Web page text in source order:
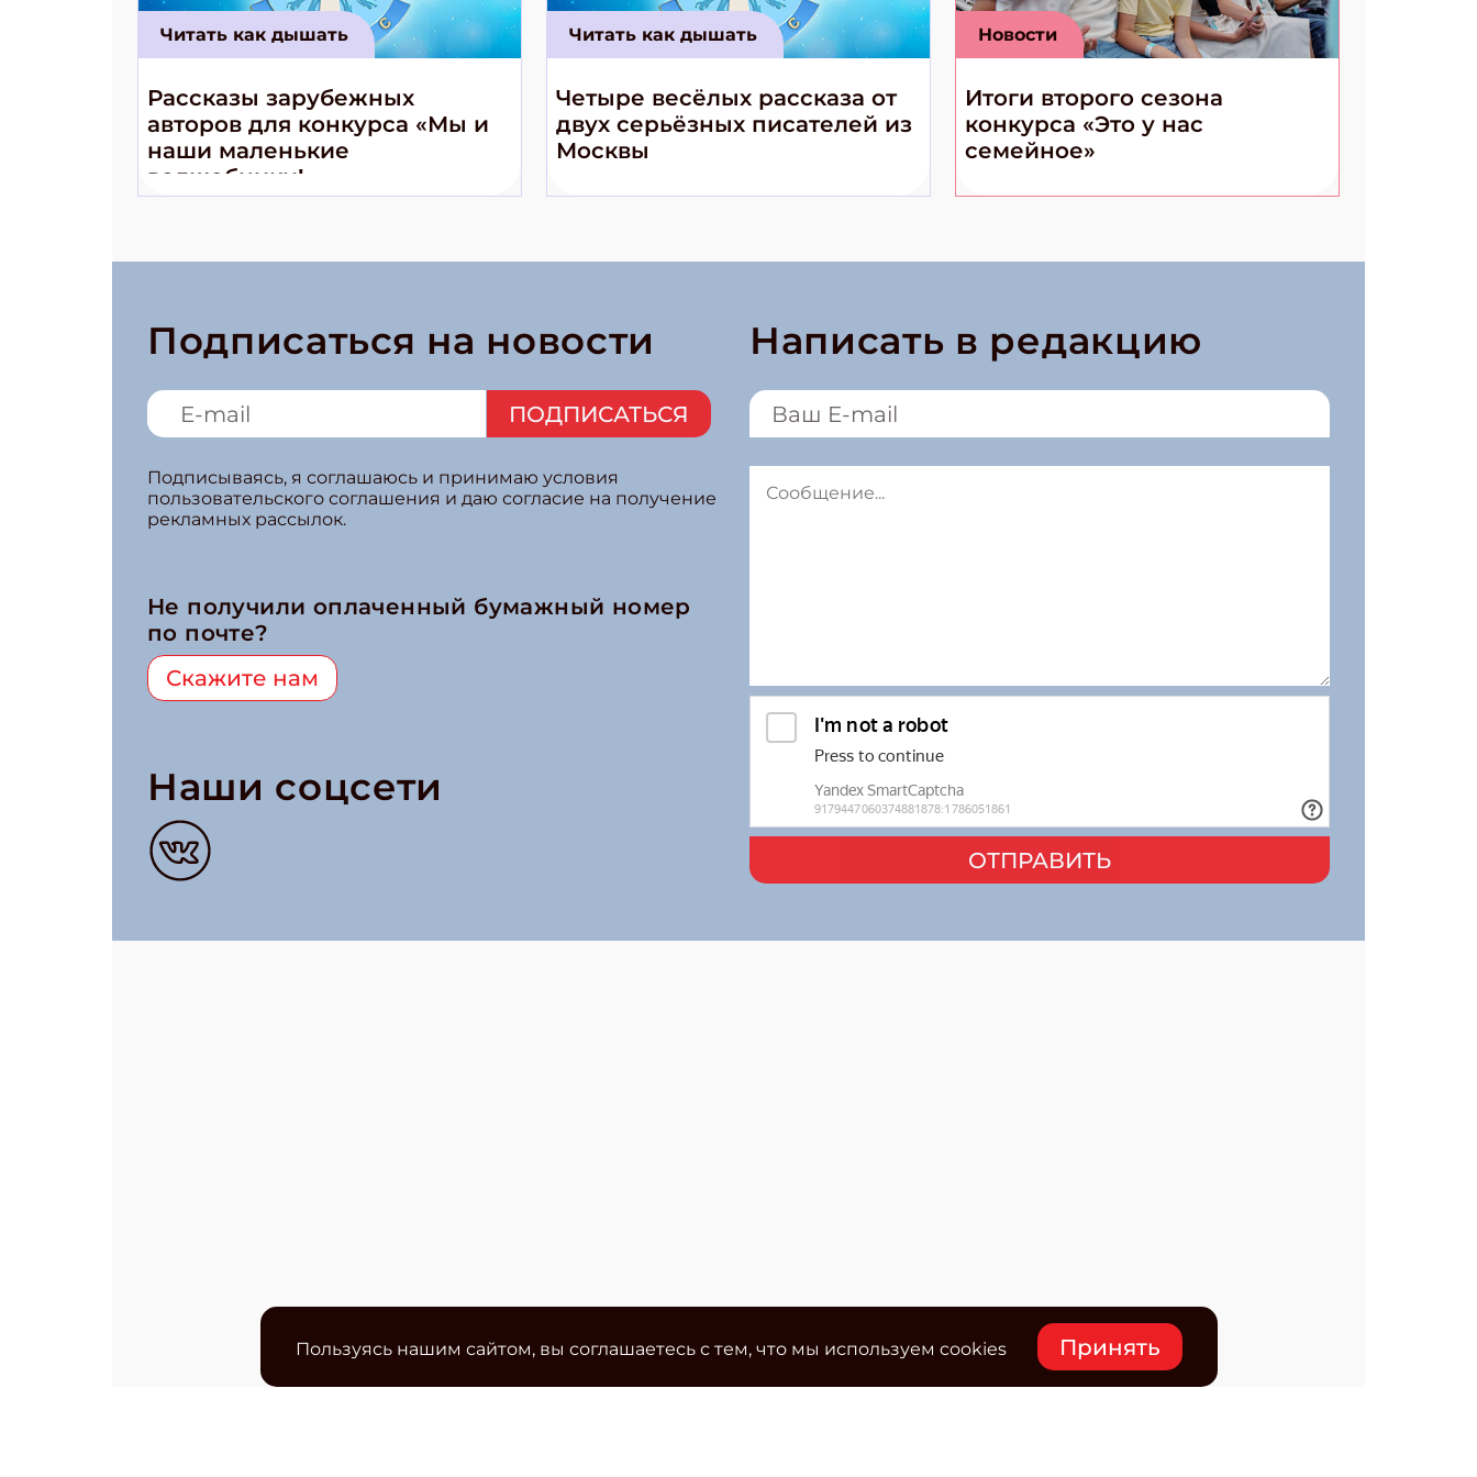
Читать как дышать
Рассказы зарубежных
авторов для конкурса «Мы и
наши маленькие
волшебники!»
Читать как дышать
Четыре весёлых рассказа от
двух серьёзных писателей из
Москвы
Новости
Итоги второго сезона
конкурса «Это у нас
семейное»
Подписаться на новости
ПОДПИСАТЬСЯ
Подписываясь, я соглашаюсь и принимаю условия
пользовательского соглашения и даю согласие на получение
рекламных рассылок.
Не получили оплаченный бумажный номер
по почте?
Скажите нам
Наши соцсети
Написать в редакцию
ОТПРАВИТЬ
Пользуясь нашим сайтом, вы соглашаетесь с тем, что мы используем cookies Принять